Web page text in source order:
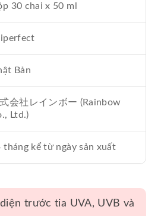
30 chai x 50 ml
Bản
会社レインボー (Rainbow
Ltd.)
tháng kể từ ngày sản xuất
trước tia UVA, UVB và